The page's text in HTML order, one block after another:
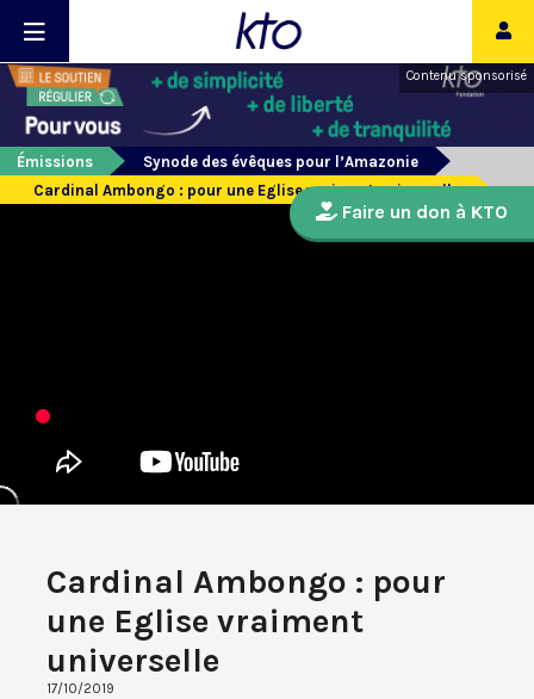
Contenu sponsorisé
Émissions
Synode des évêques pour l’Amazonie
Cardinal Ambongo : pour une Eglise vraiment universelle
Cardinal Ambongo : pour
une Eglise vraiment
universelle
17/10/2019
Faire un don à KTO